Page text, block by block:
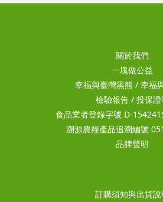
關於我們
一塊做公益
幸福與臺灣黑熊 / 幸福
檢驗報告/ 投保證
食品業者登錄字號 D-
溯源農糧產品追溯編號
品牌聲明
訂購須知與出貨說